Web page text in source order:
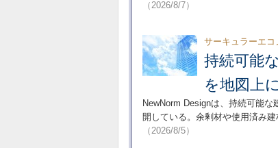
（2026/8/7）
サーキュラーエコ
持続可能
を地図上
NewNorm Designは、持続可能
開している。余剰材や使用済み
（2026/8/5）